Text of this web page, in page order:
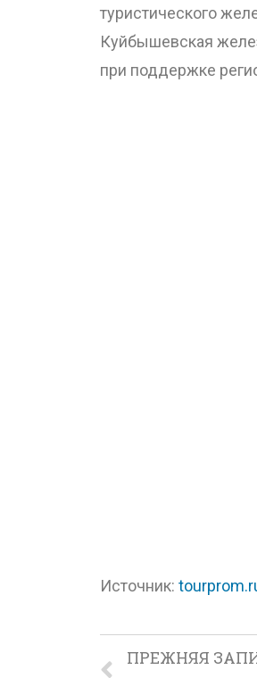
туристического
Куйбышевская
при поддержке
Источник:
ПРЕЖНЯЯ